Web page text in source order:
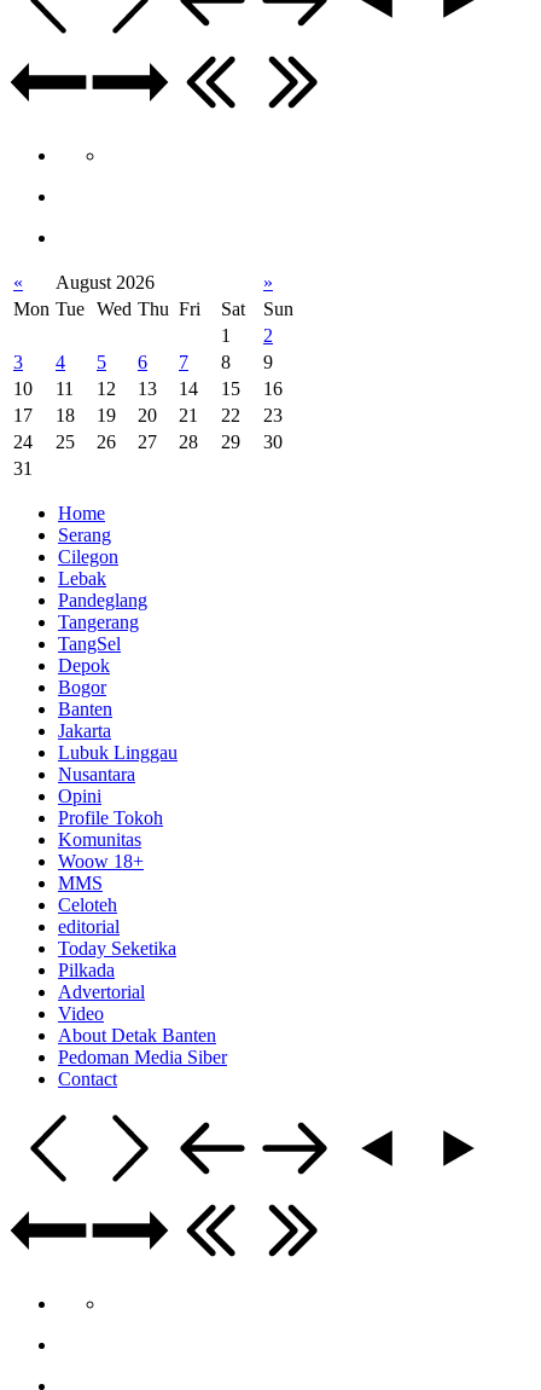
« August 2026
»
Mon Tue Wed Thu Fri Sat
Sun
1
2
3
4 5 6 7 8
9
10
11 12 13 14 15
16
17
18 19 20 21 22
23
24
25 26 27 28 29
30
31
Home
Serang
Cilegon
Lebak
Pandeglang
Tangerang
TangSel
Depok
Bogor
Banten
Jakarta
Lubuk Linggau
Nusantara
Opini
Profile Tokoh
Komunitas
Woow 18+
MMS
Celoteh
editorial
Today Seketika
Pilkada
Advertorial
Video
About Detak Banten
Pedoman Media Siber
Contact